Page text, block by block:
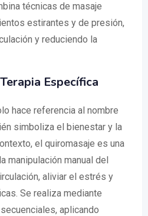
técnicas de masaje
estirantes y de presión,
y reduciendo la
Específica
hace referencia al nombre
simboliza el bienestar y la
el quiromasaje es una
manipulación manual del
aliviar el estrés y
Se realiza mediante
aplicando